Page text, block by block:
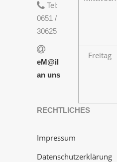
Tel:
0651 /
30625
eM@il
an uns
RECHTLICHES
Impressum
Datenschutzerklärung
Freitag